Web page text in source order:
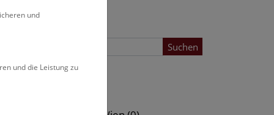
Suchen
und
und die Leistung zu